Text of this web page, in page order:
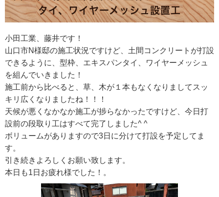
タイ、ワイヤーメッシュ設置工
小田工業、藤井です！
山口市N様邸の施工状況ですけど、土間コンクリートが打設
できるように、型枠、エキスパンタイ、ワイヤーメッシュ
を組んでいきました！
施工前から比べると、草、木が１本もなくなりましてスッ
キリ広くなりましたね！！！
天候が悪くなかなか施工が捗らなかったですけど、今日打
設前の段取り工はすべて完了しました^ ^
ボリュームがありますので3日に分けて打設を予定してま
す。
引き続きよろしくお願い致します。
本日も1日お疲れ様でした！。